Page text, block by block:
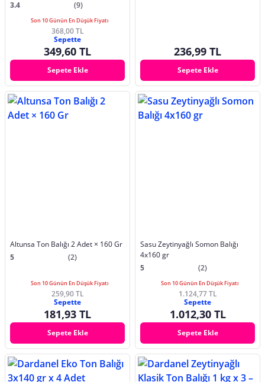
3.4
(9)
Son 10 Günün En Düşük Fiyatı
368,00 TL
Sepette
349,60 TL
Sepete Ekle
236,99 TL
Sepete Ekle
Altunsa Ton Balığı 2 Adet × 160 Gr
5
(2)
Son 10 Günün En Düşük Fiyatı
259,90 TL
Sepette
181,93 TL
Sepete Ekle
Sasu Zeytinyağlı Somon Balığı
4x160 gr
5
(2)
Son 10 Günün En Düşük Fiyatı
1.124,77 TL
Sepette
1.012,30 TL
Sepete Ekle